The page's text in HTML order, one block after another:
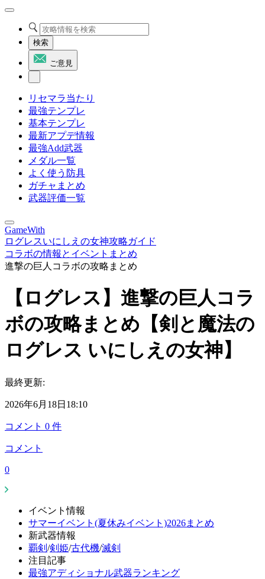
検索
ご意見
リセマラ当たり
最強テンプレ
基本テンプレ
最新アプデ情報
最強Add武器
メダル一覧
よく使う防具
ガチャまとめ
武器評価一覧
GameWith
ログレスいにしえの女神攻略ガイド
コラボの情報とイベントまとめ
進撃の巨人コラボの攻略まとめ
【ログレス】進撃の巨人コラ
ボの攻略まとめ【剣と魔法の
ログレス いにしえの女神】
最終更新:
2026年6月18日18:10
コメント 0 件
コメント
0
イベント情報
サマーイベント(夏休みイベント)2026まとめ
新武器情報
覇剣 /剣姫/古代機/滅剣
注目記事
最強アディショナル武器ランキング